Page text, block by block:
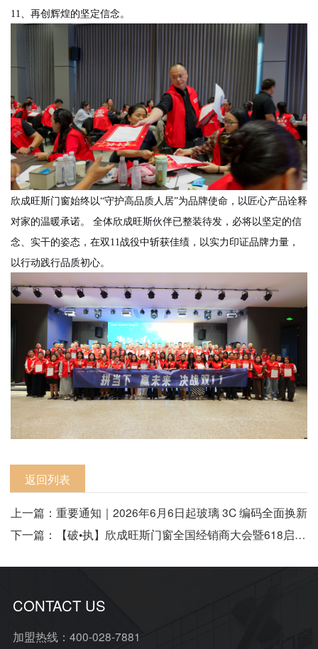
11、再创辉煌的坚定信念。
欣成旺斯门窗始终以“守护高品质人居”为品牌使命 ，以匠心产品诠释
对家的温暖承诺。
全体欣成旺斯伙伴已整装待发，必将以坚定的信
念、实干的姿态，在双11战役中斩获佳绩，以实力印证品牌力量，
以行动践行品质初心。
返回列表
上一篇：重要通知｜2026年6月6日起玻璃 3C 编码全面换新
下一篇：【破•执】欣成旺斯门窗全国经销商大会暨618启动会完美收官
CONTACT US
加盟热线：400-028-7881